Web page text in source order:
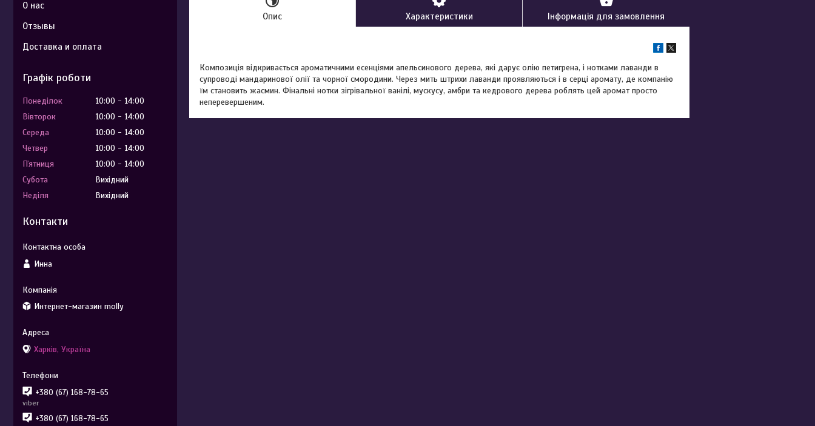
Опис Характеристики Інформація для замовлення
Композиція відкривається ароматичними есенціями апельсинового дерева, які дарує олію петигрена, і нотками лаванди в
супроводі мандаринової олії та чорної смородини. Через мить штрихи лаванди проявляються і в серці аромату, де компанію
їм становить жасмин. Фінальні нотки зігрівальної ванілі, мускусу, амбри та кедрового дерева роблять цей аромат просто
неперевершеним.
О нас
Отзывы
Доставка и оплата
Графік роботи
Понеділок 10:00
14:00
Вівторок
10:00
14:00
Середа
10:00
14:00
Четвер
10:00
14:00
Пʼятниця
10:00
14:00
Субота
Вихідний
Неділя
Вихідний
Контакти
Инна
Интернет-магазин molly
Харків, Україна
+380 (67) 168-78-65
viber
+380 (67) 168-78-65